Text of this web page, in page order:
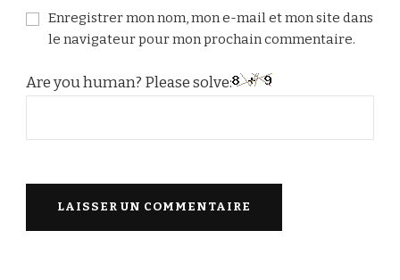
Enregistrer mon nom, mon e-mail et mon site dans
le navigateur pour mon prochain commentaire.
Are you human? Please solve: